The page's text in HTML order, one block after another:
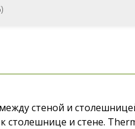
стеной и
столешнице и стене.